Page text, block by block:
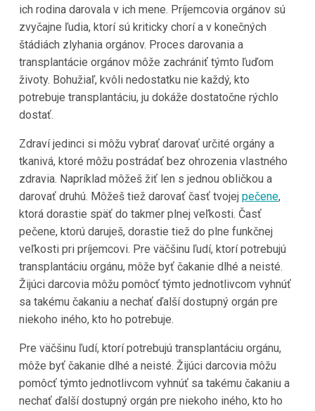
ich rodina darovala v ich mene. Príjemcovia orgánov sú
zvyčajne ľudia, ktorí sú kriticky chorí a v konečných
štádiách zlyhania orgánov. Proces darovania a
transplantácie orgánov môže zachrániť týmto ľuďom
životy. Bohužiaľ, kvôli nedostatku nie každý, kto
potrebuje transplantáciu, ju dokáže dostatočne rýchlo
dostať.
Zdraví jedinci si môžu vybrať darovať určité orgány a
tkanivá, ktoré môžu postrádať bez ohrozenia vlastného
zdravia. Napríklad môžeš žiť len s jednou obličkou a
darovať druhú. Môžeš tiež darovať časť tvojej pečene,
ktorá dorastie späť do takmer plnej veľkosti. Časť
pečene, ktorú daruješ, dorastie tiež do plne funkčnej
veľkosti pri príjemcovi. Pre väčšinu ľudí, ktorí potrebujú
transplantáciu orgánu, môže byť čakanie dlhé a neisté.
Žijúci darcovia môžu pomôcť týmto jednotlivcom vyhnúť
sa takému čakaniu a nechať ďalší dostupný orgán pre
niekoho iného, kto ho potrebuje.
Pre väčšinu ľudí, ktorí potrebujú transplantáciu orgánu,
môže byť čakanie dlhé a neisté. Žijúci darcovia môžu
pomôcť týmto jednotlivcom vyhnúť sa takému čakaniu a
nechať ďalší dostupný orgán pre niekoho iného, kto ho